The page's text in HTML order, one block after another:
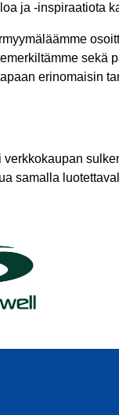
ja -inspiraatiota
sekä
erinomaisin
samalla